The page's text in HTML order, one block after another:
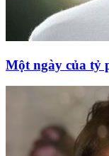
Một ngày của tỷ